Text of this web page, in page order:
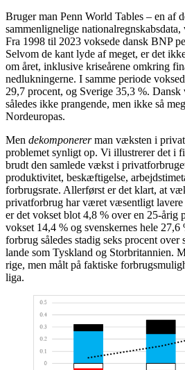
Bruger man Penn World Tables – en af
sammenlignelige
Fra 1998 til 2023 voksede dansk BNP
Selvom de kant lyde af meget, er det
om året, inklusive kriseårene omkring
nedlukningerne. I samme periode
29,7 procent, og Sverige 35,3 %.
således ikke prangende, men ikke så
Nordeuropas.
Men dekomponererman væksten i
problemet synligt op. Vi illustrerer det i
brudt den samlede vækst i
produktivitet, beskæftigelse,
forbrugsrate. Allerførst er det klart, at
privatforbrug har været væsentligt lavere
er det vokset blot 4,8 % over en 25-årig
vokset 14,4 % og svenskernes hele 27,6
forbrug således stadig seks procent over
lande som Tyskland og Storbritannien.
rige, men målt på faktiske
liga.